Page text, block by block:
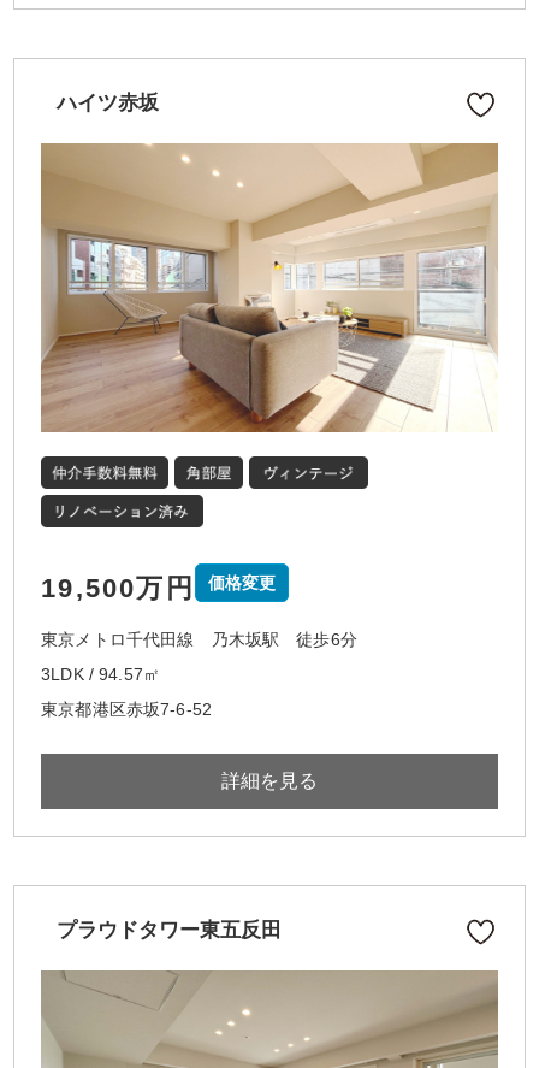
ハイツ赤坂
19,500万円 価格変更
東京メトロ千代田線 乃木坂駅 徒歩6分
3LDK / 94.57㎡
東京都港区赤坂7-6-52
詳細を見る
プラウドタワー東五反田